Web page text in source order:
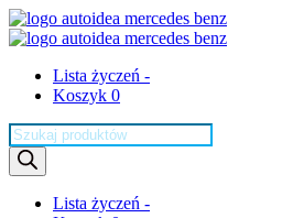
Lista życzeń -
Koszyk 0
Wyszukiwarka
produktów
Lista życzeń -